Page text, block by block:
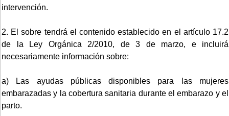
intervención.
2. El sobre tendrá el contenido establecido en el artículo 17.2
de la Ley Orgánica 2/2010, de 3 de marzo, e incluirá
necesariamente información sobre:
a) Las ayudas públicas disponibles para las mujeres
embarazadas y la cobertura sanitaria durante el embarazo y el
parto.